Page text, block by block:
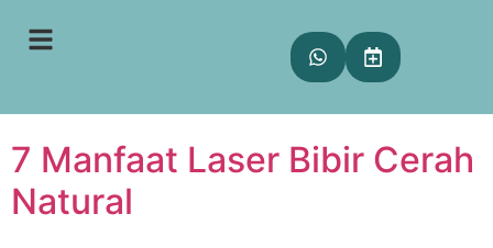
Tag:
laser bibir cerah
7 Manfaat Laser Bibir Cerah
Natural